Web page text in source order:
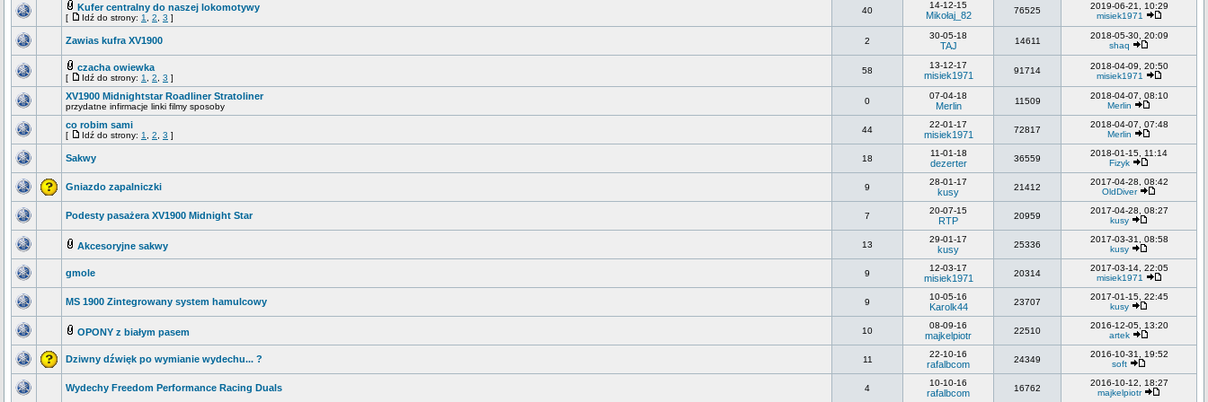
Kufer centralny do naszej lokomotywy
[ Idź do strony: 1 2 3 ]
40
14-12-15
Mikołaj_82 76525
2019-06-21, 10:29
misiek1971
Zawias kufra XV1900 2
30-05-18
TAJ 14611
2018-05-30, 20:09
shaq
czacha owiewka
[ Idź do strony: 1 2 3 ]
58
13-12-17
misiek1971 91714
2018-04-09, 20:50
misiek1971
XV1900 Midnightstar Roadliner Stratoliner
przydatne infirmacje linki filmy sposoby
0
07-04-18
Merlin 11509
2018-04-07, 08:10
Merlin
co robim sami
[ Idź do strony: 1 2 3 ]
44
22-01-17
misiek1971 72817
2018-04-07, 07:48
Merlin
Sakwy 18
11-01-18
dezerter 36559
2018-01-15, 11:14
Fizyk
Gniazdo zapalniczki 9
28-01-17
kusy 21412
2017-04-28, 08:42
OldDiver
Podesty pasażera XV1900 Midnight Star 7
20-07-15
RTP 20959
2017-04-28, 08:27
kusy
Akcesoryjne sakwy 13
29-01-17
kusy 25336
2017-03-31, 08:58
kusy
gmole 9
12-03-17
misiek1971 20314
2017-03-14, 22:05
misiek1971
MS 1900 Zintegrowany system hamulcowy 9
10-05-16
Karolk44 23707
2017-01-15, 22:45
kusy
OPONY z białym pasem 10
08-09-16
majkelpiotr 22510
2016-12-05, 13:20
artek
Dziwny dźwięk po wymianie wydechu... ? 11
22-10-16
rafalbcom 24349
2016-10-31, 19:52
soft
Wydechy Freedom Performance Racing Duals 4
10-10-16
rafalbcom 16762
2016-10-12, 18:27
majkelpiotr